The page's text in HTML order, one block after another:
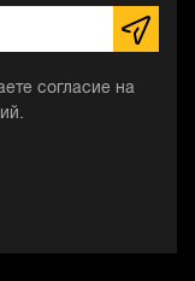
согласие на